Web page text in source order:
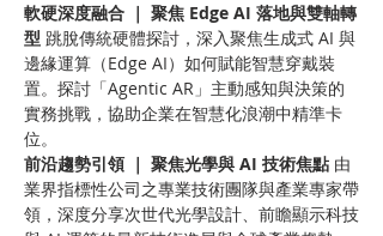
軟硬深度融合 ｜ 聚焦 Edge AI 落地與雙軸轉
型 跳脫傳統硬體探討，深入聚焦生成式 AI 與
邊緣運算（Edge AI）如何賦能智慧穿戴裝
置。探討「Agentic AR」主動感知與決策的
實務挑戰，協助企業在智慧化浪潮中精準卡
位。
前沿趨勢引領 ｜ 聚焦光學與 AI 技術焦點 由
業界指標性公司之專業技術團隊與產業專家帶
領，深度分享次世代光學設計、前瞻顯示科技